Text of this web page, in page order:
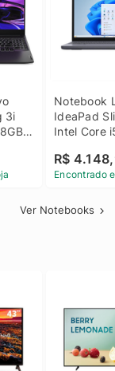
3i
Notebook
IdeaPad
Intel Core
SSD Win
R$
Encontrado
Ver Notebooks